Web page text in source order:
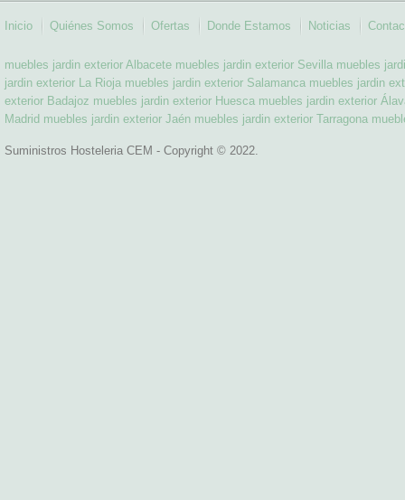
Inicio Quiénes Somos Ofertas Donde Estamos Noticias
muebles jardin exterior Albacete muebles jardin exterior Sevilla muebles
jardin exterior La Rioja muebles jardin exterior Salamanca muebles jardin
exterior Badajoz muebles jardin exterior Huesca muebles jardin exterior
Madrid muebles jardin exterior Jaén muebles jardin exterior Tarragona
Suministros Hosteleria CEM - Copyright © 2022.